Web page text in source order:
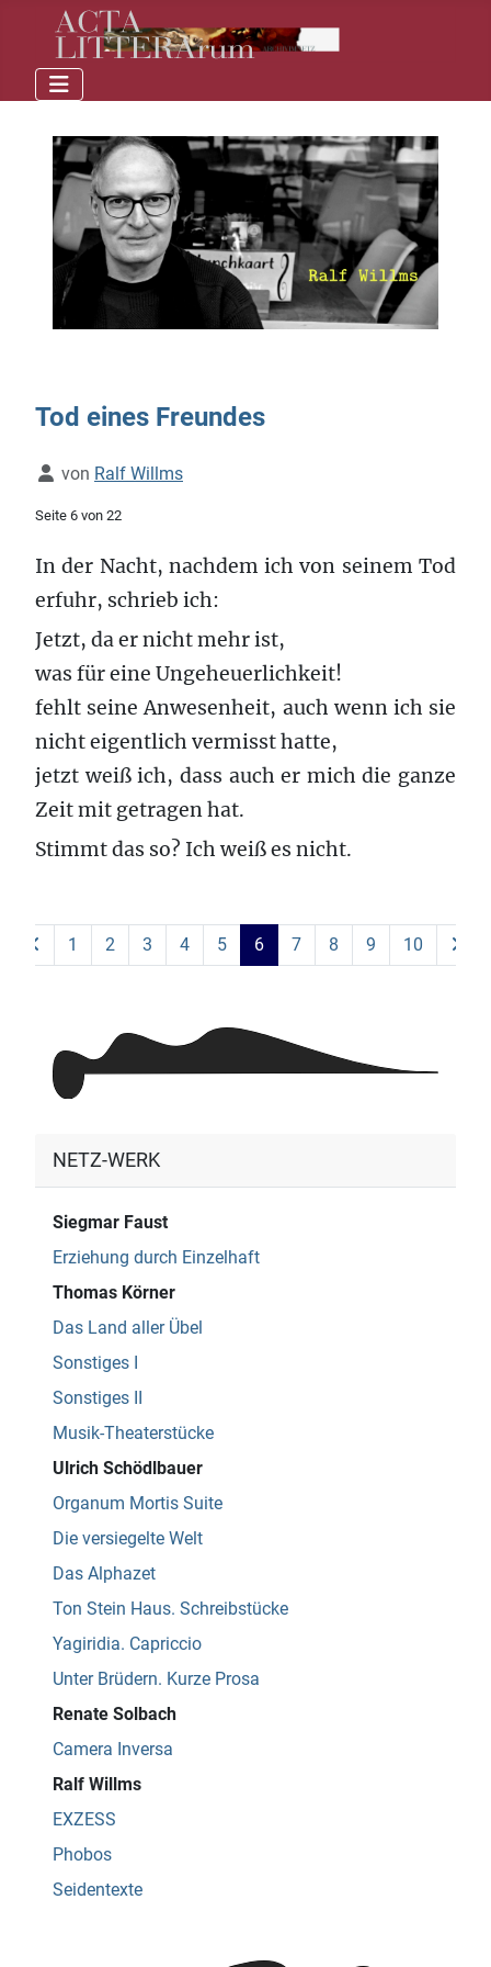
Tod eines Freundes
Details
von Ralf Willms
Seite 6 von 22
In der Nacht, nachdem ich von seinem Tod
erfuhr, schrieb ich:
Jetzt, da er nicht mehr ist,
was für eine Ungeheuerlichkeit!
fehlt seine Anwesenheit, auch wenn ich sie
nicht eigentlich vermisst hatte,
jetzt weiß ich, dass auch er mich die ganze
Zeit mit getragen hat.
Stimmt das so? Ich weiß es nicht.
1 2 3 4 5 6 7 8 9 10
NETZ-WERK
Siegmar Faust
Erziehung durch Einzelhaft
Thomas Körner
Das Land aller Übel
Sonstiges I
Sonstiges II
Musik-Theaterstücke
Ulrich Schödlbauer
Organum Mortis Suite
Die versiegelte Welt
Das Alphazet
Ton Stein Haus. Schreibstücke
Yagiridia. Capriccio
Unter Brüdern. Kurze Prosa
Renate Solbach
Camera Inversa
Ralf Willms
EXZESS
Phobos
Seidentexte